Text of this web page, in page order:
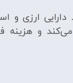
ارزی و
می‌کند و